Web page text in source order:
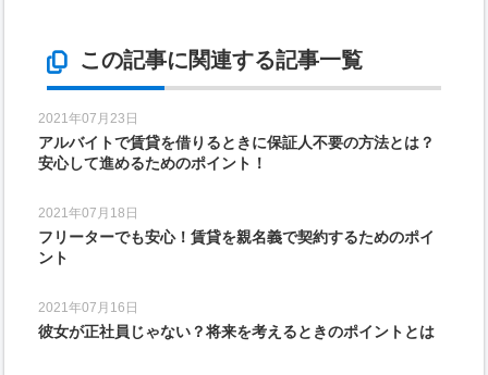
この記事に関連する記事一覧
2021年07月23日
アルバイトで賃貸を借りるときに保証人不要の方法とは？
安心して進めるためのポイント！
2021年07月18日
フリーターでも安心！賃貸を親名義で契約するためのポイ
ント
2021年07月16日
彼女が正社員じゃない？将来を考えるときのポイントとは